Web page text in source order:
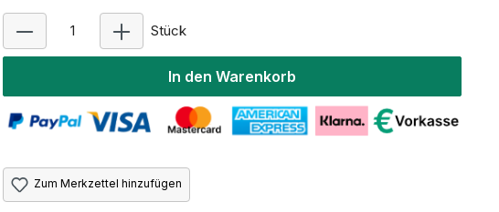
Stück
In den Warenkorb
Zum Merkzettel hinzufügen